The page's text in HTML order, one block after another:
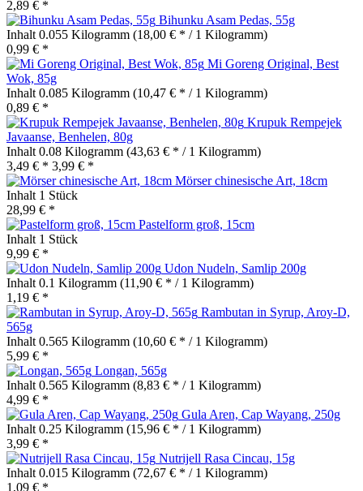
2,89 € *
Bihunku Asam Pedas, 55g
Inhalt 0.055 Kilogramm (18,00 € * / 1 Kilogramm)
0,99 € *
Mi Goreng Original, Best
Wok, 85g
Inhalt 0.085 Kilogramm (10,47 € * / 1 Kilogramm)
0,89 € *
Krupuk Rempejek
Javaanse, Benhelen, 80g
Inhalt 0.08 Kilogramm (43,63 € * / 1 Kilogramm)
3,49 € * 3,99 € *
Mörser chinesische Art, 18cm
Inhalt 1 Stück
28,99 € *
Pastelform groß, 15cm
Inhalt 1 Stück
9,99 € *
Udon Nudeln, Samlip 200g
Inhalt 0.1 Kilogramm (11,90 € * / 1 Kilogramm)
1,19 € *
Rambutan in Syrup, Aroy-D,
565g
Inhalt 0.565 Kilogramm (10,60 € * / 1 Kilogramm)
5,99 € *
Longan, 565g
Inhalt 0.565 Kilogramm (8,83 € * / 1 Kilogramm)
4,99 € *
Gula Aren, Cap Wayang, 250g
Inhalt 0.25 Kilogramm (15,96 € * / 1 Kilogramm)
3,99 € *
Nutrijell Rasa Cincau, 15g
Inhalt 0.015 Kilogramm (72,67 € * / 1 Kilogramm)
1,09 € *